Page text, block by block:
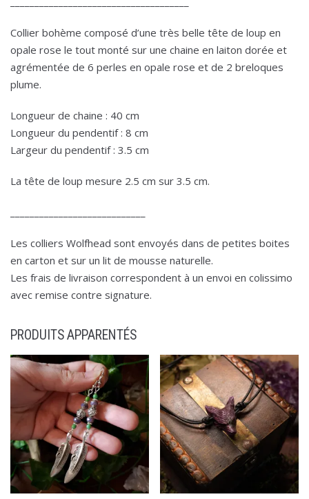
Collier bohème composé d’une très belle tête de loup en
opale rose le tout monté sur une chaine en laiton dorée et
agrémentée de 6 perles en opale rose et de 2 breloques
plume.
Longueur de chaine : 40 cm
Longueur du pendentif : 8 cm
Largeur du pendentif : 3.5 cm
La tête de loup mesure 2.5 cm sur 3.5 cm.
Les colliers Wolfhead sont envoyés dans de petites boites
en carton et sur un lit de mousse naturelle.
Les frais de livraison correspondent à un envoi en colissimo
avec remise contre signature.
PRODUITS APPARENTÉS